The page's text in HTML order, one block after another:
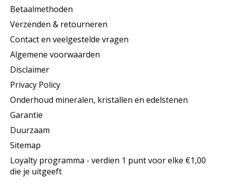
Betaalmethoden
Verzenden & retourneren
Contact en veelgestelde vragen
Algemene voorwaarden
Disclaimer
Privacy Policy
Onderhoud mineralen, kristallen en edelstenen
Garantie
Duurzaam
Sitemap
Loyalty programma - verdien 1 punt voor elke €1,00
die je uitgeeft